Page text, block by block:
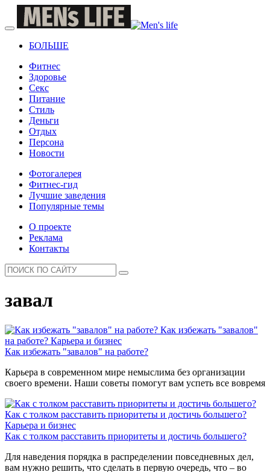
БОЛЬШЕ
Фитнес
Здоровье
Секс
Питание
Стиль
Деньги
Отдых
Персона
Новости
Фотогалерея
Фитнес-гид
Лучшие заведения
Популярные темы
О проекте
Реклама
Контакты
завал
Как избежать "завалов"
на работе? Карьера и бизнес
Как избежать "завалов" на работе?
Карьера в современном мире немыслима без организации
своего времени. Наши советы помогут вам успеть все вовремя
Как с толком расставить приоритеты и достичь большего?
Карьера и бизнес
Как с толком расставить приоритеты и достичь большего?
Для наведения порядка в распределении повседневных дел,
вам нужно решить, что сделать в первую очередь, что – во